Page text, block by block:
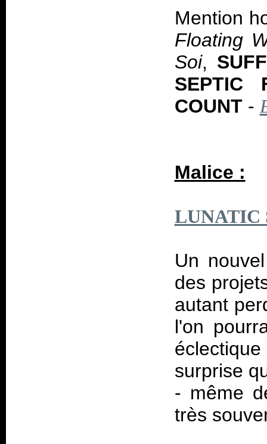
Mention
Floating
Soi,
SEPTIC
COUNT-
Malice :
LUNATIC
Un
des
autant
l'on
surprise
- même
très